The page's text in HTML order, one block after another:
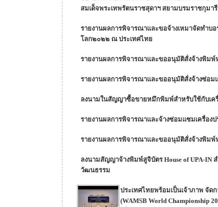
สมเด็จพระเทพรัตนราชสุดาฯ สยามบรมราชกุ
รายงานผลการพิจารณาและขอจ้างเหมาจัดทำบ
โลก๒๐๒๒ ณ ประเทศไทย
รายงานผลการพิจารณาและขออนุมัติสั่งจ้างพิม
รายงานผลการพิจารณาและขออนุมัติสั่งจ้างซ่อม
ลงนามในสัญญาซื้อขายหมึกพิมพ์สำหรับใช้กับเค
รายงานผลการพิจารณาและจ้างซ่อมแซมเครื่อ
รายงานผลการพิจารณาและขออนุมัติสั่งจ้างพิม
ลงนามสัญญาจ้างพิมพ์สูจิบัตร House of UPA-IN
วัฒนธรรม
ประเทศไทยพร้อมเป็นเจ้าภาพ จั
(WAMSB World Championship